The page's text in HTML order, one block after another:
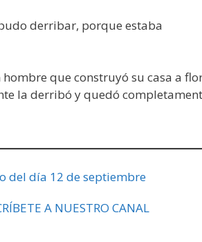
derribar, porque estaba
que construyó su casa a
la derribó y quedó
del día 12 de septiembre
A NUESTRO CANAL